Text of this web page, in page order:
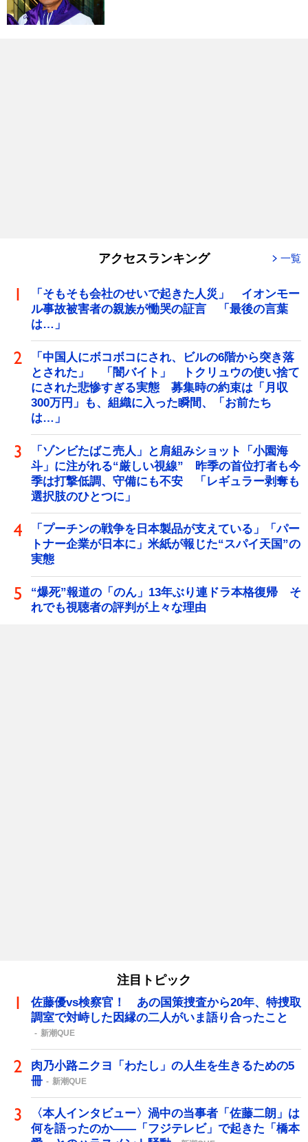
アクセスランキング 一覧
「そもそも会社のせいで起きた人災」 イオンモー
ル事故被害者の親族が慟哭の証言 「最後の言葉
は…」
「中国人にボコボコにされ、ビルの6階から突き落
とされた」 「闇バイト」 トクリュウの使い捨て
にされた悲惨すぎる実態 募集時の約束は「月収
300万円」も、組織に入った瞬間、「お前たち
は…」
「ゾンビたばこ売人」と肩組みショット「小園海
斗」に注がれる“厳しい視線” 昨季の首位打者も今
季は打撃低調、守備にも不安 「レギュラー剥奪も
選択肢のひとつに」
「プーチンの戦争を日本製品が支えている」「パー
トナー企業が日本に」米紙が報じた“スパイ天国”の
実態
“爆死”報道の「のん」13年ぶり連ドラ本格復帰 そ
れでも視聴者の評判が上々な理由
注目トピック
佐藤優vs検察官！ あの国策捜査から20年、特捜取
調室で対峙した因縁の二人がいま語り合ったこと
新潮QUE
肉乃小路ニクヨ「わたし」の人生を生きるための5
冊
新潮QUE
〈本人インタビュー〉渦中の当事者「佐藤二朗」は
何を語ったのか――「フジテレビ」で起きた「橋本